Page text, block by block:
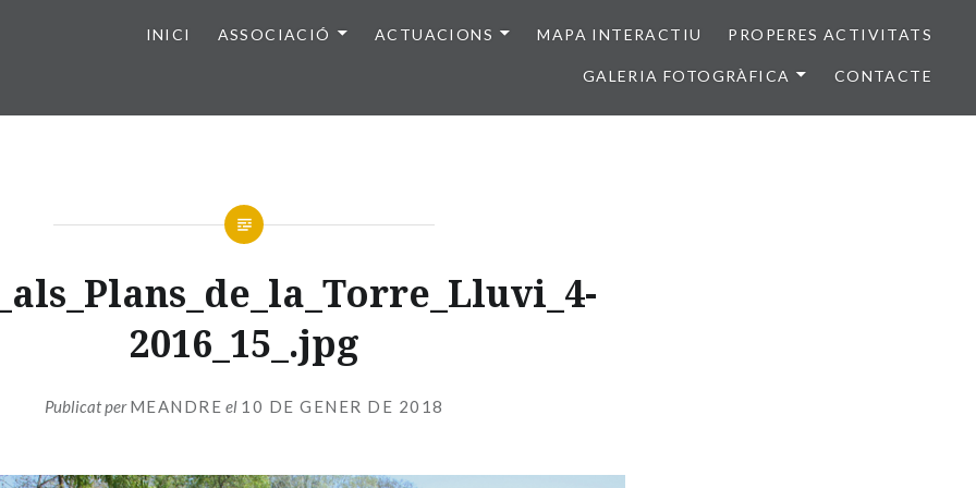
INICI ASSOCIACIÓ ACTUACIONS MAPA INTERACTIU PROPERES ACTIVITATS
GALERIA FOTOGRÀFICA CONTACTE
2016_15_.jpg
Publicat perMEANDRE el 10 DE GENER DE 2018